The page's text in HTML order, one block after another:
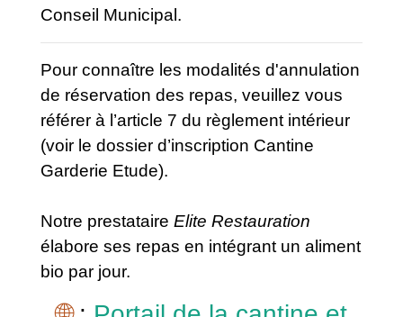
Conseil Municipal.
Pour connaître les modalités d'annulation
de réservation des repas, veuillez vous
référer à l’article 7 du règlement intérieur
(voir le dossier d’inscription Cantine
Garderie Etude).
​​​​​​​Notre prestataire Elite Restauration
élabore ses repas en intégrant un aliment
bio par jour.